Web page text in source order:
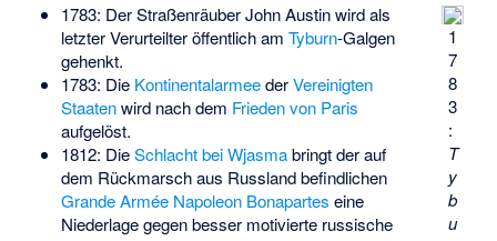
1
7
8
3
:
T
y
b
u
1783: Der Straßenräuber John Austin wird als
letzter Verurteilter öffentlich am Tyburn-Galgen
gehenkt.
1783: Die KontinentalarmeederVereinigten
Staatenwird nach dem Frieden von Paris
aufgelöst.
1812: DieSchlacht bei Wjasmabringt der auf
dem Rückmarsch aus Russland befindlichen
Grande Armée Napoleon Bonapartes eine
Niederlage gegen besser motivierte russische